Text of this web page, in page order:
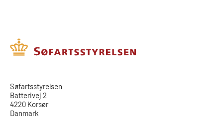
​​Søfartsstyrelsen
Batterivej 2
4220 Korsør
Danmark